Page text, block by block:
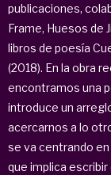
publicaciones,
Frame, Huesos de
libros de poesía
(2018). En la obra
encontramos una
introduce un
acercarnos a lo
se va centrando
que implica